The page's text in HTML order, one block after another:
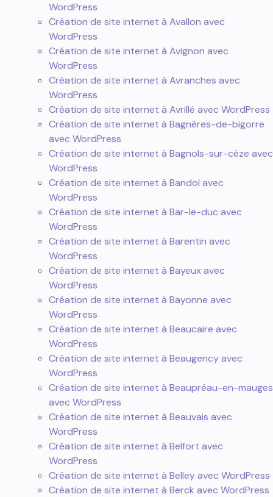
WordPress
Création de site internet à Avallon avec
WordPress
Création de site internet à Avignon avec
WordPress
Création de site internet à Avranches avec
WordPress
Création de site internet à Avrillé avec WordPress
Création de site internet à Bagnères-de-bigorre
avec WordPress
Création de site internet à Bagnols-sur-cèze avec
WordPress
Création de site internet à Bandol avec
WordPress
Création de site internet à Bar-le-duc avec
WordPress
Création de site internet à Barentin avec
WordPress
Création de site internet à Bayeux avec
WordPress
Création de site internet à Bayonne avec
WordPress
Création de site internet à Beaucaire avec
WordPress
Création de site internet à Beaugency avec
WordPress
Création de site internet à Beaupréau-en-mauges
avec WordPress
Création de site internet à Beauvais avec
WordPress
Création de site internet à Belfort avec
WordPress
Création de site internet à Belley avec WordPress
Création de site internet à Berck avec WordPress